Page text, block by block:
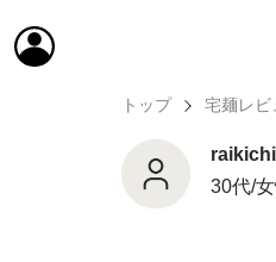
トップ 宅麺レビ
raikichi
30代/